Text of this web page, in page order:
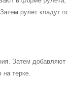
рулет кладут
Затем добавляют
на терке.